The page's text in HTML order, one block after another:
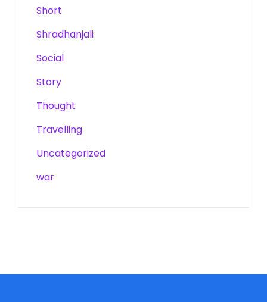
Short
Shradhanjali
Social
Story
Thought
Travelling
Uncategorized
war